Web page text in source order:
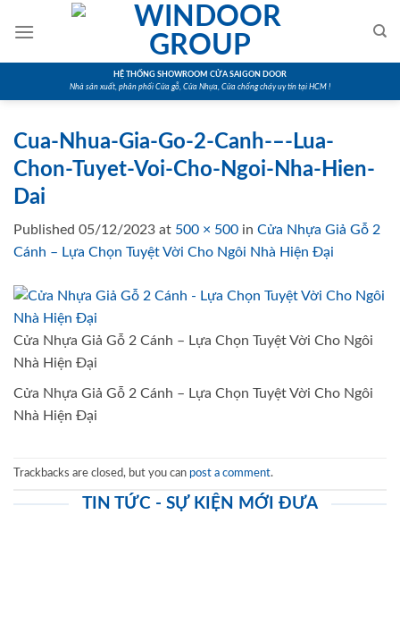
HỆ THỐNG SHOWROOM CỬA SAIGON DOOR
Nhà sản xuất, phân phối Cửa gỗ, Cửa Nhựa, Cửa chống cháy uy tín tại HCM !
Cua-Nhua-Gia-Go-2-Canh-–-Lua-
Chon-Tuyet-Voi-Cho-Ngoi-Nha-Hien-
Dai
Published 05/12/2023 at 500 × 500 in Cửa Nhựa Giả Gỗ 2
Cánh – Lựa Chọn Tuyệt Vời Cho Ngôi Nhà Hiện Đại
Cửa Nhựa Giả Gỗ 2 Cánh – Lựa Chọn Tuyệt Vời Cho Ngôi
Nhà Hiện Đại
Cửa Nhựa Giả Gỗ 2 Cánh – Lựa Chọn Tuyệt Vời Cho Ngôi
Nhà Hiện Đại
Trackbacks are closed, but you can post a comment.
TIN TỨC - SỰ KIỆN MỚI ĐƯA